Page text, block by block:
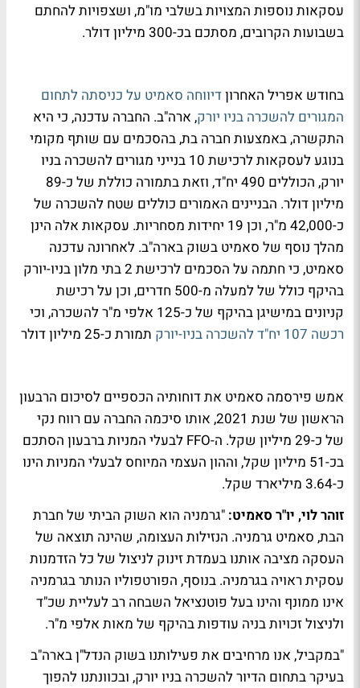
עסקאות נוספות המצויות בשלבי מו"מ, ושצפויות להחתם
בשבועות הקרובים, מסתכם בכ-300 מיליון דולר.
בחודש אפריל האחרוןדיווחה סאמיט על כניסתה לתחום
המגורים להשכרה בניו יורק, ארה"ב. החברה עדכנה, כי היא
התקשרה, באמצעות חברה בת, בהסכמים עם שותף מקומי
בנוגע לעסקאות לרכישת 10 בנייני מגורים להשכרה בניו
יורק, הכוללים 490 יח"ד, וזאת בתמורה כוללת של כ-89
מיליון דולר. הבניינים האמורים כוללים שטח להשכרה של
כ-42,000 מ"ר, וכן 19 יחידות מסחריות. עסקאות אלה הינן
מהלך נוסף של סאמיט בשוק בארה"ב. לאחרונה עדכנה
סאמיט, כי חתמה על הסכמים לרכישת 2 בתי מלון בניו-יורק
בהיקף כולל של למעלה מ-500 חדרים, וכן על רכישת
קניונים במישיגן בהיקף של כ-125 אלפי מ"ר להשכרה, וכי
רכשה 107 יח"ד להשכרה בניו-יורק
תמורת כ-25 מיליון דולר
אמש פירסמה סאמיט את דוחותיה הכספיים לסיכום הרבעון
הראשון של שנת 2021, אותו סיכמה החברה עם רווח נקי
של כ-29 מיליון שקל. ה-FFO לבעלי המניות ברבעון הסתכם
בכ-51 מיליון שקל, וההון העצמי המיוחס לבעלי המניות הינו
כ-3.64 מיליארד שקל.
זוהר לוי, יו"ר סאמיט: "גרמניה הוא השוק הביתי של חברת
הבת, סאמיט גרמניה. הנזילות העצומה, שהינה תוצאה של
העסקה מציבה אותנו בעמדת זינוק לניצול של כל הזדמנות
עסקית ראויה בגרמניה. בנוסף, הפורטפוליו הנותר בגרמניה
אינו ממונף והינו בעל פוטנציאל השבחה רב לעליית שכ"ד
ולניצול זכויות בניה עודפות בהיקף של מאות אלפי מ"ר.
"במקביל, אנו מרחיבים את פעילותנו בשוק הנדל"ן בארה"ב
בעיקר בתחום הדיור להשכרה בניו יורק, ובכוונתנו להפוך